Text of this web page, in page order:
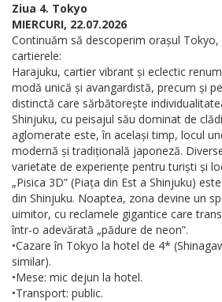
Ziua 4. Tokyo
MIERCURI, 22.07.2026
Continuăm să descoperim orașul Tokyo,
cartierele:
Harajuku, cartier vibrant și eclectic
modă unică și avangardistă, precum și
distinctă care sărbătorește
Shinjuku, cu peisajul său dominat de
aglomerate este, în același timp, locul
modernă și tradițională japoneză.
varietate de experiențe pentru turiști și
„Pisica 3D” (Piața din Est a Shinjuku)
din Shinjuku. Noaptea, zona devine un
uimitor, cu reclamele gigantice care
într-o adevărată „pădure de neon”.
•Cazare în Tokyo la hotel de 4*
similar).
•Mese: mic dejun la hotel.
•Transport: public.